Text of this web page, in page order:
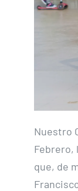
Nuestro
Febrero,
que, de